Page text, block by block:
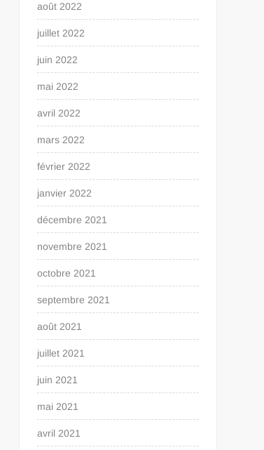
août 2022
juillet 2022
juin 2022
mai 2022
avril 2022
mars 2022
février 2022
janvier 2022
décembre 2021
novembre 2021
octobre 2021
septembre 2021
août 2021
juillet 2021
juin 2021
mai 2021
avril 2021